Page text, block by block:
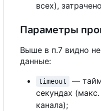
всех),
Параметры
Выше в п.7 видно
данные:
timeout
—
секундах
канала);